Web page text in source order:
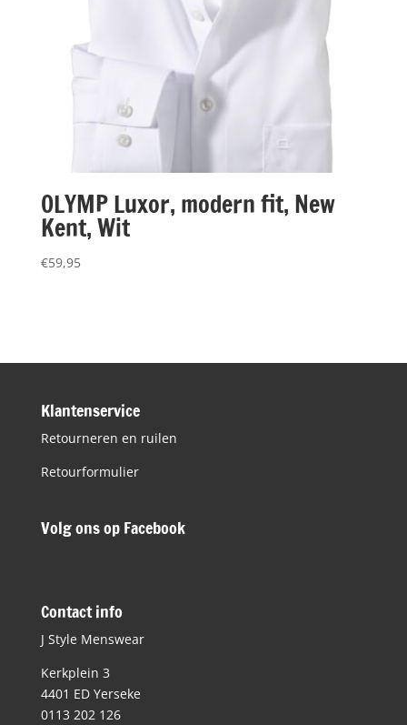
OLYMP Luxor, modern fit, New
Kent, Wit
€59,95
Klantenservice
Retourneren en ruilen
Retourformulier
Volg ons op Facebook
Contact info
J Style Menswear
Kerkplein 3
4401 ED Yerseke
0113 202 126